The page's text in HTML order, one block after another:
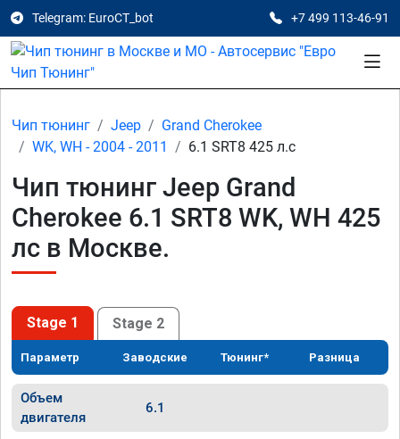
Telegram: EuroCT_bot +7 499 113-46-91
Чип тюнинг Jeep
Grand Cherokee
WK, WH - 2004 - 2011
6.1 SRT8 425 л.с
Чип тюнинг Jeep Grand
Cherokee 6.1 SRT8 WK, WH 425
лс в Москве.
Stage 1 Stage 2
Параметр Заводские Тюнинг* Разница
Объем
двигателя
6.1